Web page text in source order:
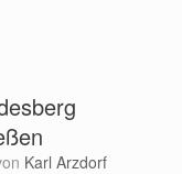
Karl Arzdorf